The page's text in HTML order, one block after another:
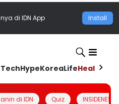
di IDN App Install
TechHypeKoreaLifeHealth
di IDN Quiz INSIDENESIA